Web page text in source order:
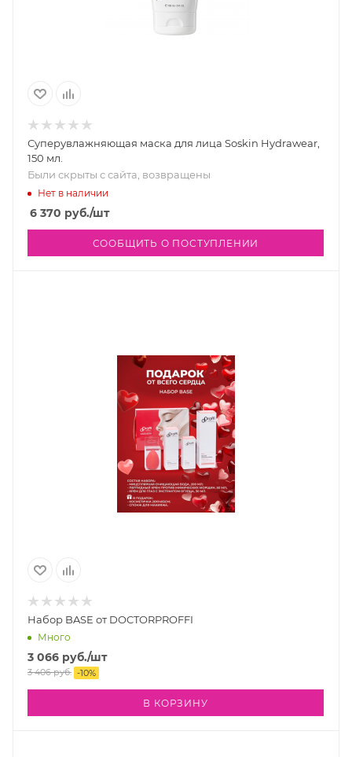
Суперувлажняющая маска для лица Soskin Hydrawear,
150 мл.
Были скрыты с сайта, возвращены
Нет в наличии
6 370 руб./шт
СООБЩИТЬ О ПОСТУПЛЕНИИ
Набор BASE от DOCTORPROFFI
Много
3 066 руб./шт
3 406руб. -10%
В КОРЗИНУ